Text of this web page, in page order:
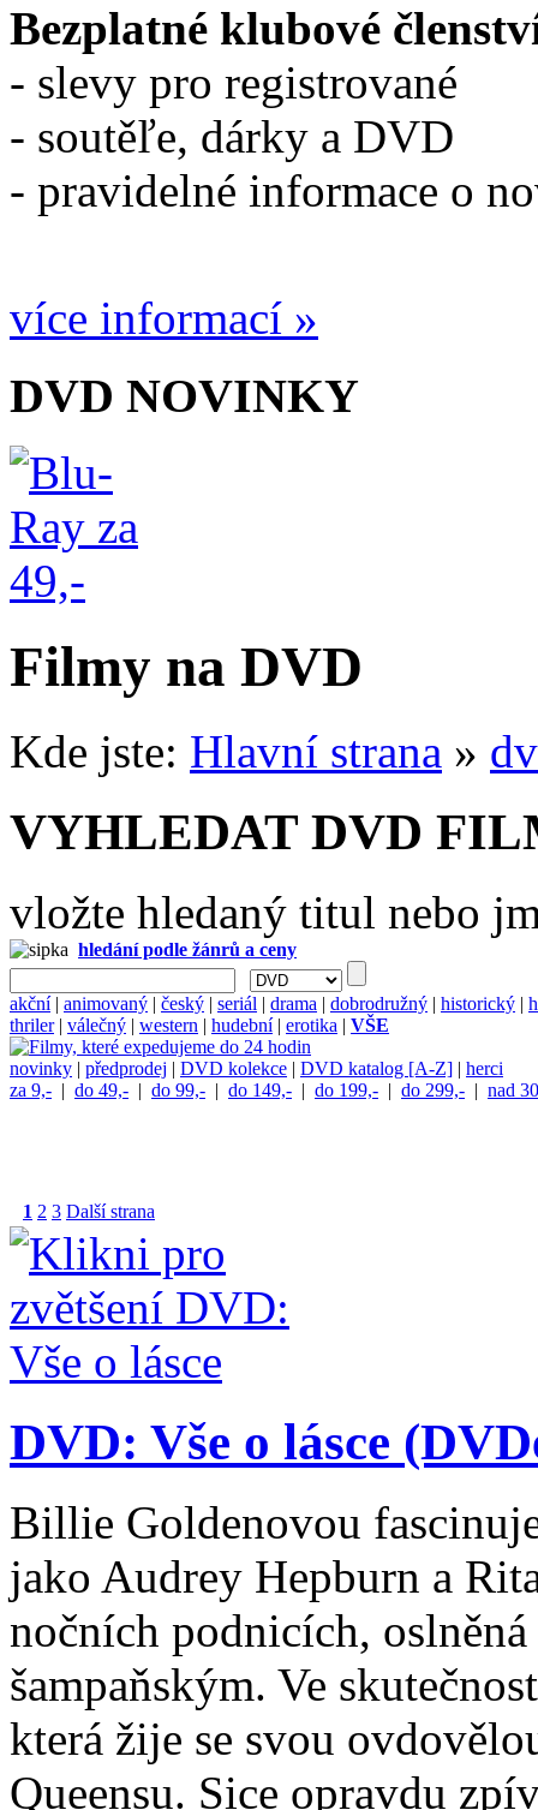
Bezplatné klubové
- slevy pro registrované
- soutěľe, dárky a DVD
- pravidelné informace o
více informací »
DVD NOVINKY
Filmy na DVD
Kde jste: Hlavní strana »
VYHLEDAT DVD
vložte hledaný titul nebo
hledání podle žánrů a ceny
akční| animovaný | český | seriál | drama | dobrodružný | historický |
thriler| válečný | western | hudební| erotika | VŠE
novinky | předprodej | DVD kolekce | DVD katalog [A-Z] | herci
za 9,- | do 49,- | do 99,- | do 149,- | do 199,- | do 299,- | nad
1 2 3 Další strana
DVD: Vše o lásce
Billie Goldenovou
jako Audrey Hepburn a
nočních podnicích,
šampaňským. Ve
která žije se svou
Queensu. Sice opravdu